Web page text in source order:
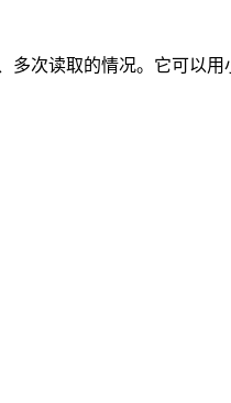
次读取的情况。它可以